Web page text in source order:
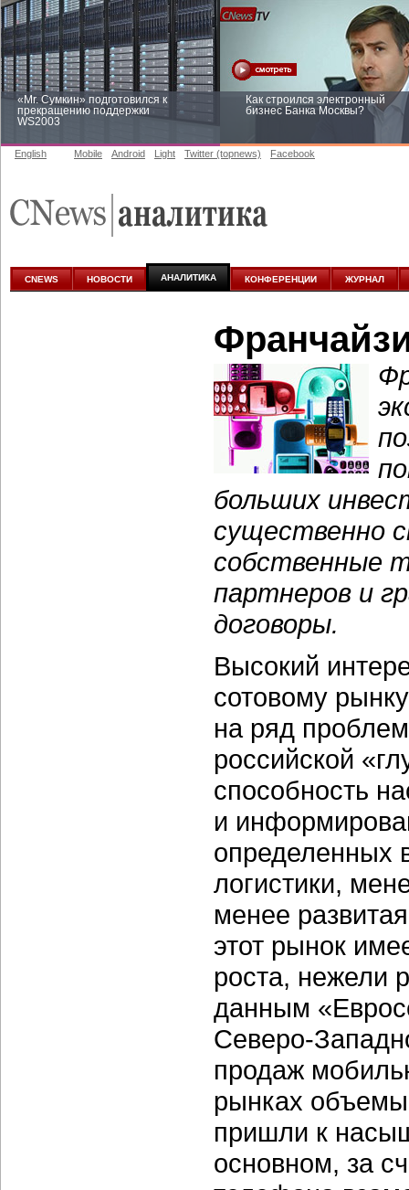
«Mr. Сумкин» подготовился к
прекращению поддержки
WS2003
Как строился электронный
бизнес Банка Москвы?
аналитике
English Mobile Android Light Twitter (topnews) Facebook
CNEWS НОВОСТИ АНАЛИТИКА КОНФЕРЕНЦИИ ЖУРНАЛ
больших
существенно
собственные
партнеров и
договоры.
Высокий
сотовому
на ряд
российской
способность
и
определенных
логистики,
менее
этот рынок
роста, нежели
данным
Северо-
продаж
рынках
пришли к
основном, за